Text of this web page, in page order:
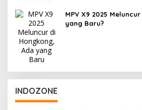
MPV X9 2025
yang Baru?
INDOZONE